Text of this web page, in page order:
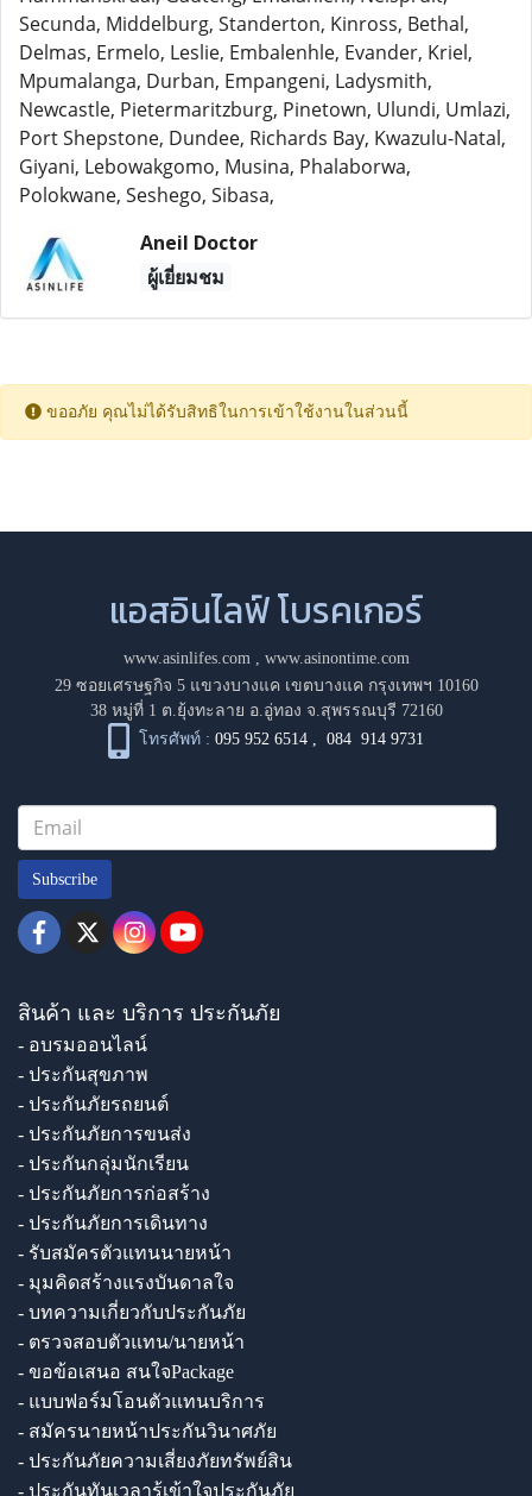
Secunda, Middelburg, Standerton, Kinross, Bethal,
Delmas, Ermelo, Leslie, Embalenhle, Evander, Kriel,
Mpumalanga, Durban, Empangeni, Ladysmith,
Newcastle, Pietermaritzburg, Pinetown, Ulundi, Umlazi,
Port Shepstone, Dundee, Richards Bay, Kwazulu-Natal,
Giyani, Lebowakgomo, Musina, Phalaborwa,
Polokwane, Seshego, Sibasa,
Aneil Doctor
ผู้เยี่ยมชม
ขออภัย คุณไม่ได้รับสิทธิในการเข้าใช้งานในส่วนนี้
แอสอินไลฟ์ โบรคเกอร์
www.asinlifes.com, www.asinontime.com
29 ซอยเศรษฐกิจ 5 แขวงบางแค เขตบางแค กรุงเทพฯ 10160
38 หมู่ที่ 1 ต.ยุ้งทะลาย อ.อู่ทอง จ.สุพรรณบุรี 72160
โทรศัพท์ : 095 952 6514 ,084 914 9731
Subscribe
สินค้า และ บริการ ประกันภัย
- อบรมออนไลน์
- ประกันสุขภาพ
- ประกันภัยรถยนต์
- ประกันภัยการขนส่ง
- ประกันกลุ่มนักเรียน
- ประกันภัยการก่อสร้าง
- ประกันภัยการเดินทาง
- รับสมัครตัวแทนนายหน้า
- มุมคิดสร้างแรงบันดาลใจ
- บทความเกี่ยวกับประกันภัย
- ตรวจสอบตัวแทน/นายหน้า
- ขอข้อเสนอ สนใจPackage
- แบบฟอร์มโอนตัวแทนบริการ
- สมัครนายหน้าประกันวินาศภัย
- ประกันภัยความเสี่ยงภัยทรัพย์สิน
- ประกันทันเวลารู้เข้าใจประกันภัย